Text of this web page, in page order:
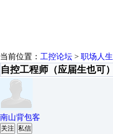
当前位置： 工控论坛 > 职场人生
自控工程师（应届生也可）
南山背包客
关注 私信